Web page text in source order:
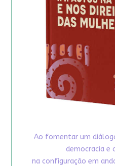
Ao fomentar um
democracia e
na configuração em